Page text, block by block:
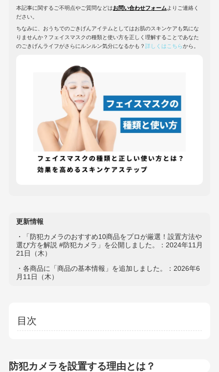
本記事に関するご不明点やご質問などはお問い合わせフォーム よりご連絡く
ださい。
ちなみに、おうちでのごきげんアイテムとしてはお肌のスキンケアも気にな
りませんか？フェイスマスクの種類と使い方を正しく理解することであなた
のごきげんライフがさらにルンルン気分になるかも？ 詳しくはこちらから。
更新情報
・「防犯カメラのおすすめ10商品をプロが厳選！設置方法や
選び方を解説 #防犯カメラ」を公開しました。：2024年11月
21日（木）
・各商品に「商品の基本情報」を追加しました。：2026年6
月11日（木）
目次
防犯カメラを設置する理由とは？